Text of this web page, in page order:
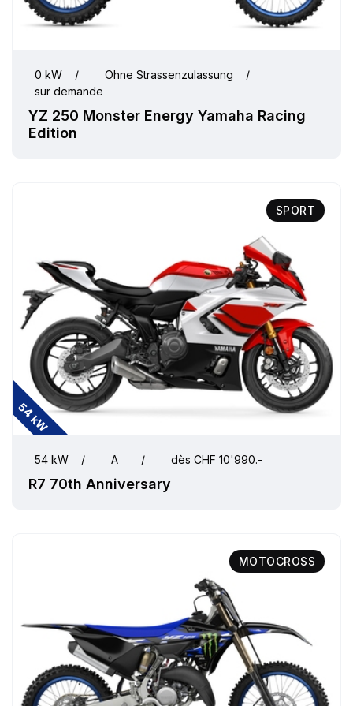
0 kW / Ohne Strassenzulassung
/
sur demande
YZ 250 Monster Energy Yamaha Racing
Edition
SPORT
54 kW
54 kW / A / dès CHF 10'990.-
R7 70th Anniversary
MOTOCROSS